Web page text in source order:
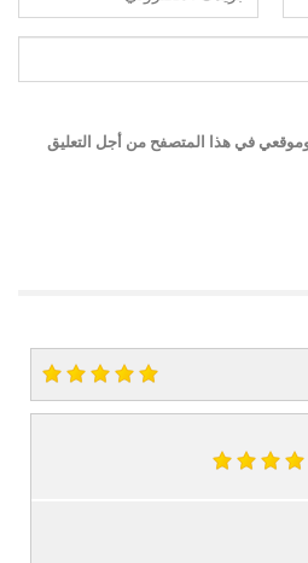
في هذا المتصفح من أجل التعليق